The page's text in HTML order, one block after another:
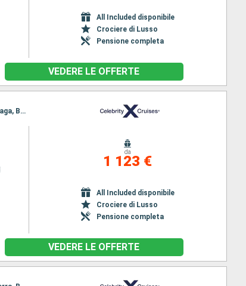
All Included disponibile
Crociere di Lusso
Pensione completa
VEDERE LE OFFERTE
Itinerario : Barcellona, Gibilterra, Lanzarote, St Cruz de Tenerife, Las Palmas, Casablanca, Tangeri, Malaga, Barcellona
da
1 123 €
All Included disponibile
Crociere di Lusso
Pensione completa
VEDERE LE OFFERTE